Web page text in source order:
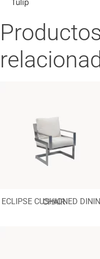
Tulip
ECLIPSE CUSHIONED DINING CHAIR